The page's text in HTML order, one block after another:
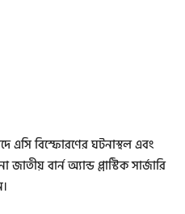
এসি বিস্ফোরণের ঘটনাস্থল এবং
বার্ন অ্যান্ড প্লাস্টিক সার্জারি